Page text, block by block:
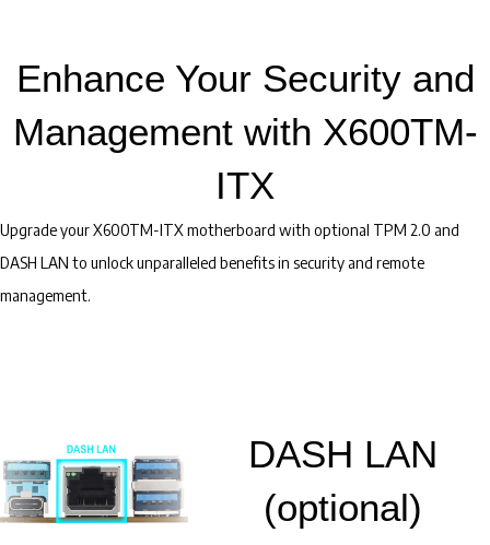
Enhance Your Security and
Management with X600TM-
ITX
Upgrade your X600TM-ITX motherboard with optional TPM 2.0 and
DASH LAN to unlock unparalleled benefits in security and remote
management.
DASH LAN
(optional)